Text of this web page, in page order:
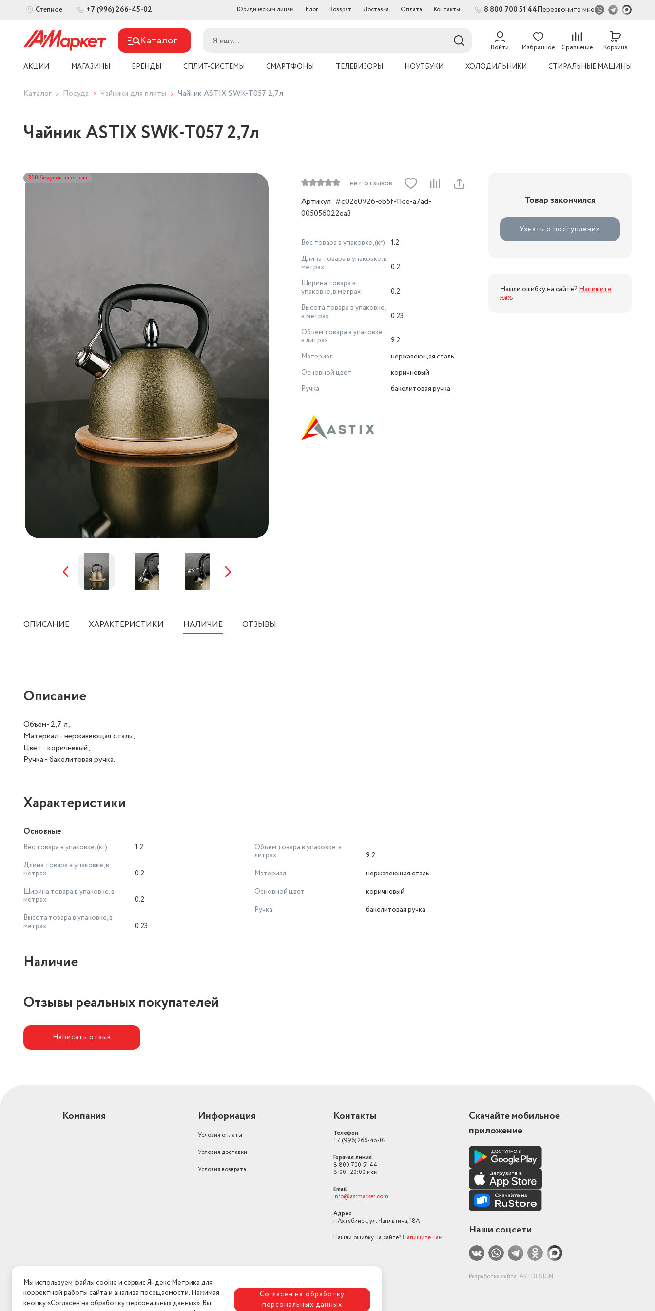
Степное +7 (996) 266-45-02 Юридическим лицам Блог Возврат Доставка Оплата Контакты 8 800 700 51 44Перезвоните мне
Каталог Войти Избранное Сравнение
54
Корзина
АКЦИИ МАГАЗИНЫ БРЕНДЫ СПЛИТ-СИСТЕМЫ СМАРТФОНЫ ТЕЛЕВИЗОРЫ НОУТБУКИ ХОЛОДИЛЬНИКИ СТИРАЛЬНЫЕ МАШИНЫ
Каталог Посуда Чайники для плиты Чайник ASTIX SWK-T057 2,7л
Чайник ASTIX SWK-T057 2,7л
300 бонусов за отзыв
нет отзывов
Артикул: #c02e0926-eb5f-11ee-a7ad-
005056022ea3
Вес товара в упаковке, (кг)
1.2
Длина товара в упаковке, в
метрах
0.2
Ширина товара в
упаковке, в метрах
0.2
Высота товара в упаковке,
в метрах
0.23
Объем товара в упаковке,
в литрах
9.2
Материал
нержавеющая сталь
Основной цвет
коричневый
Ручка
бакелитовая ручка
Товар закончился
Узнать о поступлении
Нашли ошибку на сайте? Напишите
нам.
ОПИСАНИЕ ХАРАКТЕРИСТИКИ НАЛИЧИЕ ОТЗЫВЫ
Описание
Объем- 2,7 л;
Материал - нержавеющая сталь;
Цвет - коричневый;
Ручка - бакелитовая ручка.
Характеристики
Основные
Вес товара в упаковке, (кг)
1.2
Длина товара в упаковке, в
метрах
0.2
Ширина товара в упаковке, в
метрах
0.2
Высота товара в упаковке, в
метрах
0.23
Объем товара в упаковке, в
литрах
9.2
Материал
нержавеющая сталь
Основной цвет
коричневый
Ручка
бакелитовая ручка
Наличие
Отзывы реальных покупателей
Написать отзыв
Компания Информация
Условия оплаты
Условия доставки
Условия возврата
Контакты
Телефон
+7 (996) 266-45-02
Горячая линия
8 800 700 51 44
8:00 - 20:00 мск
Email
info@astmarket.com
Адрес
г. Ахтубинск, ул. Чаплыгина, 18А
Нашли ошибку на сайте? Напишите нам.
Скачайте мобильное
приложение
Наши соцсети
Разработка сайта ASTDESIGN
Мы используем файлы cookie и сервис Яндекс.Метрика для
корректной работы сайта и анализа посещаемости. Нажимая
кнопку «Согласен на обработку персональных данных», Вы
Согласен на обработку
персональных данных